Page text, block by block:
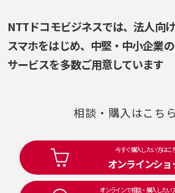
NTTドコモビジネスでは、法人向
スマホをはじめ、 中堅・中小企業
サービスを多数ご用意しています
相談・購入はこち
今すぐ購入したい方はこ
オンラインショ
オンラインで相談・購入したい